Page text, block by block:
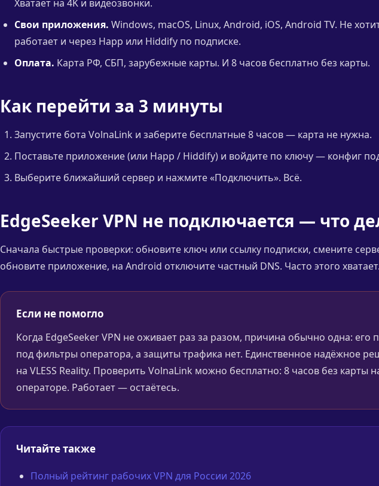
Хватает на 4K и видеозвонки.
Свои приложения. Windows, macOS, Linux, Android, iOS, Android TV. Не
работает и через Happ или Hiddify по подписке.
Оплата. Карта РФ, СБП, зарубежные карты. И 8 часов бесплатно без карты.
Как перейти за 3 минуты
Запустите бота VolnaLink и заберите бесплатные 8 часов — карта не нужна.
Поставьте приложение (или Happ / Hiddify) и войдите по ключу — конфиг
Выберите ближайший сервер и нажмите «Подключить». Всё.
EdgeSeeker VPN не подключается — что
Сначала быстрые проверки: обновите ключ или ссылку подписки, смените
обновите приложение, на Android отключите частный DNS. Часто этого хватает.
Если не помогло
Когда EdgeSeeker VPN не оживает раз за разом, причина обычно одна: его
под фильтры оператора, а защиты трафика нет. Единственное надёжное
на VLESS Reality. Проверить VolnaLink можно бесплатно: 8 часов без карты
операторе. Работает — остаётесь.
Читайте также
Полный рейтинг рабочих VPN для России 2026